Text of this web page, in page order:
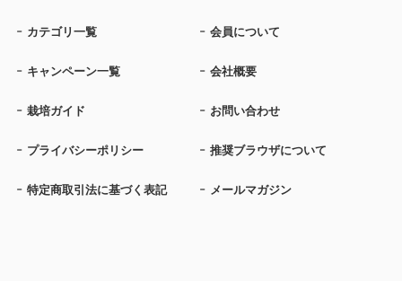
カテゴリ一覧 会員について
キャンペーン一覧 会社概要
栽培ガイド お問い合わせ
プライバシーポリシー 推奨ブラウザについて
特定商取引法に基づく表記 メールマガジン